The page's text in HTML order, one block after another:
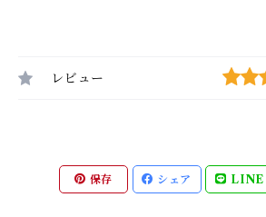
レビュー
保存 シェア LINE